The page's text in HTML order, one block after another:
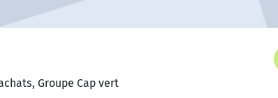
Groupe Cap vert